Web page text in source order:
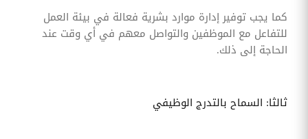
كما يجب توفير إدارة موارد بشرية فعالة في بيئة العمل
للتفاعل مع الموظفين والتواصل معهم في أي وقت عند
الحاجة إلى ذلك.
ثالثا: السماح بالتدرج الوظيفي